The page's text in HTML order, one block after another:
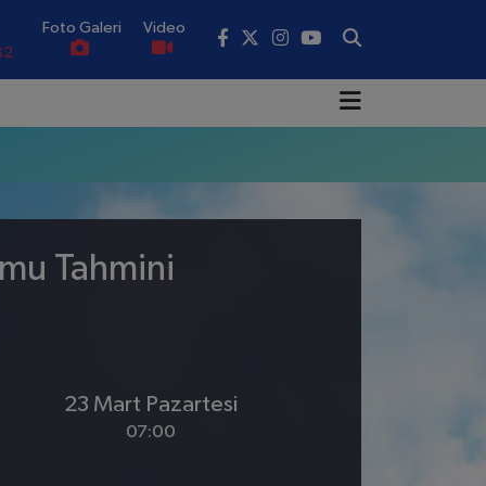
Foto Galeri Video
Tahmini
23 Mart Pazartesi
07:00